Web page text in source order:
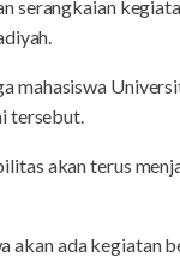
serangkaian
mahasiswa
tersebut.
akan terus
akan ada kegiatan